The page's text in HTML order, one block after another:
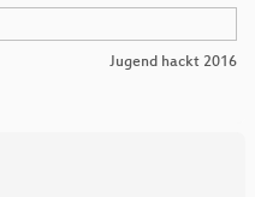
Jugend hackt 2016